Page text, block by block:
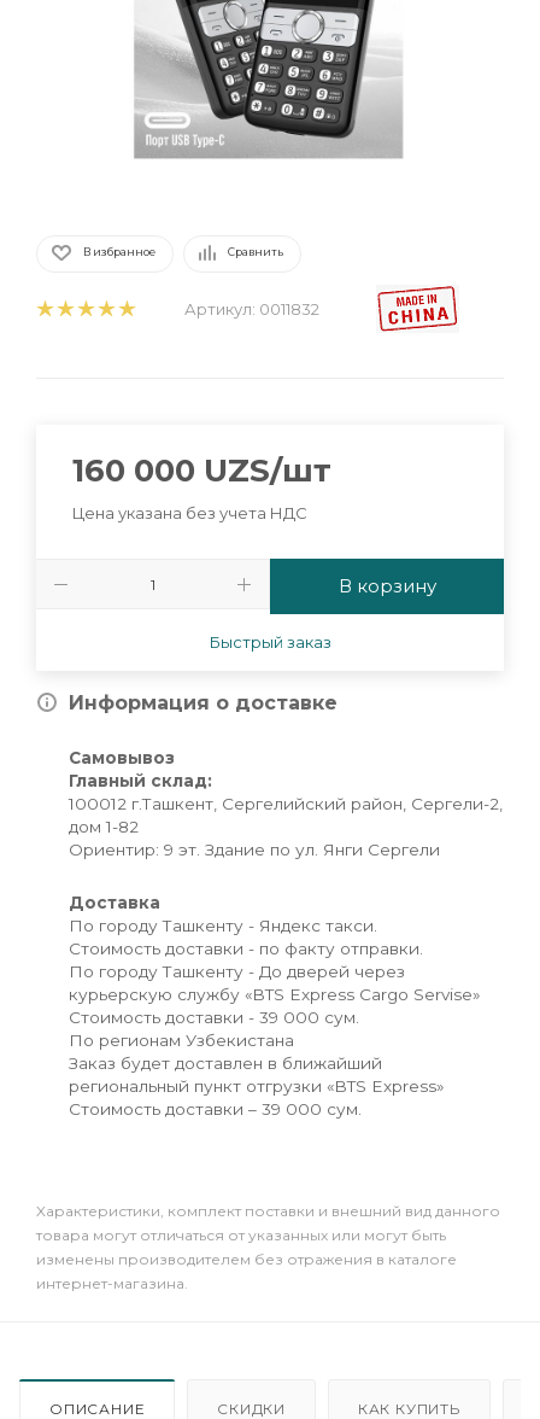
В избранное Сравнить
Артикул: 0011832
160 000 UZS/шт
Цена указана без учета НДС
В корзину
Быстрый заказ
Информация о доставке
Самовывоз
Главный склад:
100012 г.Ташкент, Сергелийский район, Сергели-2,
дом 1-82
Ориентир: 9 эт. Здание по ул. Янги Сергели
Доставка
По городу Ташкенту - Яндекс такси.
Стоимость доставки - по факту отправки.
По городу Ташкенту - До дверей через
курьерскую службу «BTS Express Cargo Servise»
Стоимость доставки - 39 000 сум.
По регионам Узбекистана
Заказ будет доставлен в ближайший
региональный пункт отгрузки «BTS Express»
Стоимость доставки – 39 000 сум.
Xарактеристики, комплект поставки и внешний вид данного
товара могут отличаться от указанных или могут быть
изменены производителем без отражения в каталоге
интернет-магазина.
ОПИСАНИЕ СКИДКИ КАК КУПИТЬ